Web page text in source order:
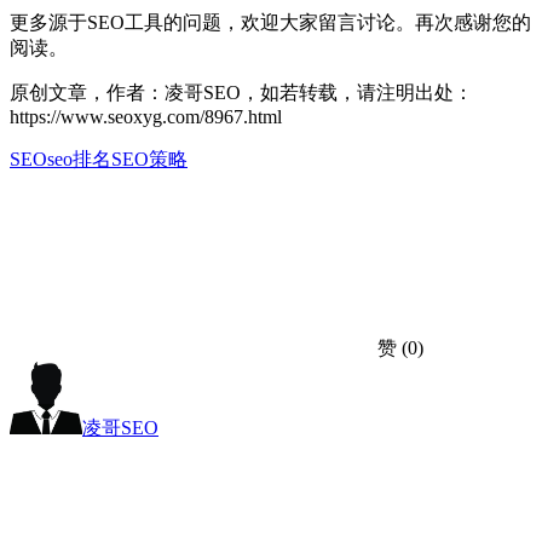
更多源于SEO工具的问题，欢迎大家留言讨论。再次感谢您的
阅读。
原创文章，作者：凌哥SEO，如若转载，请注明出处：
https://www.seoxyg.com/8967.html
SEOseo排名SEO策略
赞 (0)
凌哥SEO